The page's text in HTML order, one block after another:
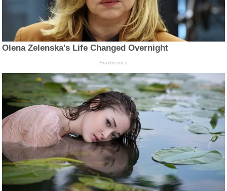
Olena Zelenska's Life Changed Overnight
Brainberries